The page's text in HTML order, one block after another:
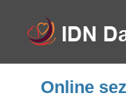
Online